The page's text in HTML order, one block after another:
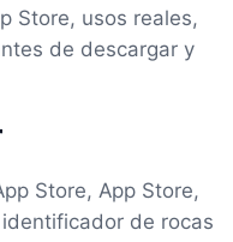
Store, usos reales,
de descargar y
Store, App Store,
de rocas